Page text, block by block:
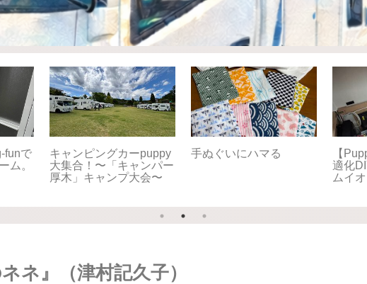
funで
ム。
キャンピングカーpuppy
大集合！〜「キャンパー
厚木」キャンプ大会〜
手ぬぐいにハマる
【
適化
ムイ
ネ』（津村記久子）